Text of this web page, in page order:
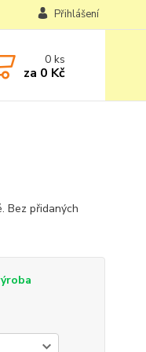
Přihlášení
0ks
za 0 Kč
Bez přidaných